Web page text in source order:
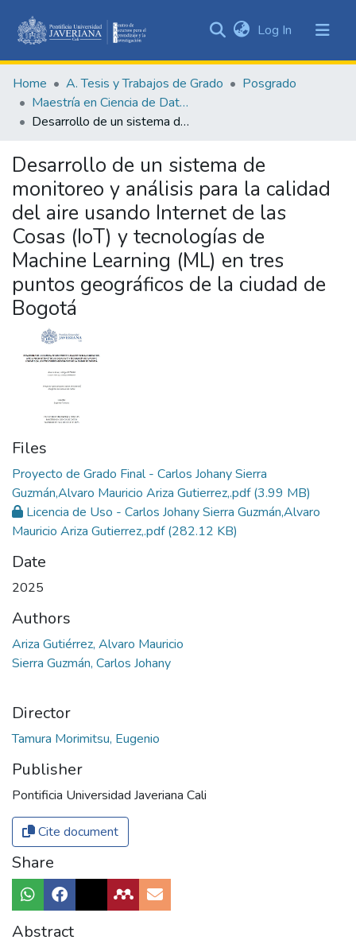
&
Collections
All of DSpace
Statistics
Log In (current)
Home A. Tesis y Trabajos de Grado
Posgrado
Maestría en Ciencia de Datos
Desarrollo de un sistema de monitoreo y análisis para la calidad del aire usando Internet de las Cosas (IoT) y tecnologías de Machine Learning (ML) en tres puntos geográficos de la ciudad de Bogotá
Desarrollo de un sistema de
monitoreo y análisis para la calidad
del aire usando Internet de las
Cosas (IoT) y tecnologías de
Machine Learning (ML) en tres
puntos geográficos de la ciudad de
Bogotá
Files
Proyecto de Grado Final - Carlos Johany Sierra
Guzmán,Alvaro Mauricio Ariza Gutierrez,.pdf(3.99 MB)
Licencia de Uso - Carlos Johany Sierra Guzmán,Alvaro
Mauricio Ariza Gutierrez,.pdf(282.12 KB)
Date
2025
Authors
Ariza Gutiérrez, Alvaro Mauricio
Sierra Guzmán, Carlos Johany
Director
Tamura Morimitsu, Eugenio
Publisher
Pontificia Universidad Javeriana Cali
Cite document
Share
Abstract